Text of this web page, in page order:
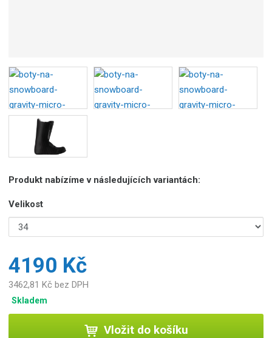
Produkt nabízíme v následujících variantách:
Velikost
4190 Kč
3462,81 Kč bez DPH
Skladem
Vložit do košíku